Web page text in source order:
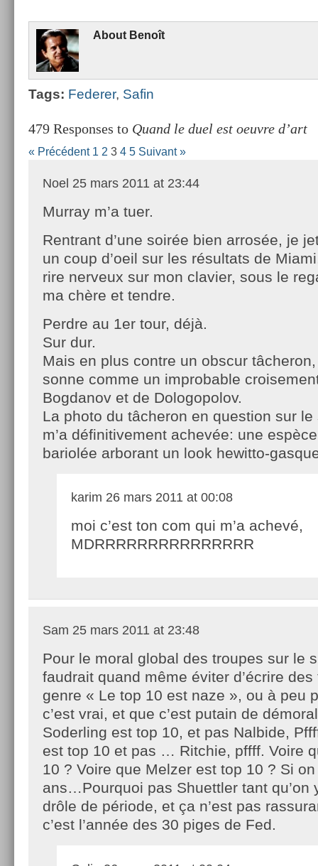
About Benoît
Tags: Feder­er, Safin
479 Responses to Quand le duel est oeuvre d’art
« Précédent 1 2 3 4 5 Suivant »
Noel 25 mars 2011 at 23:44
Murray m’a tuer.
Rentrant d’une soirée bien arrosée, je
un coup d’oeil sur les résultats de
rire nerveux sur mon clavier, sous le
ma chère et tendre.
Perdre au 1er tour, déjà.
Sur dur.
Mais en plus contre un obscur
sonne comme un improbable
Bogdanov et de Dologopolov.
La photo du tâcheron en question sur le
m’a définitivement achevée: une
bariolée arborant un look hewitto-
karim 26 mars 2011 at 00:08
moi c’est ton com qui m’a achevé,
MDRRRRRRRRRRRRRRR
Sam 25 mars 2011 at 23:48
Pour le moral global des troupes sur le
faudrait quand même éviter d’écrire des
genre « Le top 10 est naze », ou à peu
c’est vrai, et que c’est putain de
Soderling est top 10, et pas Nalbide,
est top 10 et pas … Ritchie, pffff. Voire
10 ? Voire que Melzer est top 10 ? Si on
ans…Pourquoi pas Shuettler tant qu’on
drôle de période, et ça n’est pas
c’est l’année des 30 piges de Fed.